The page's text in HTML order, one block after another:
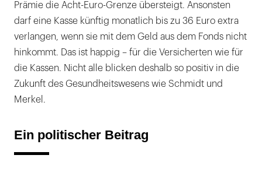
Prämie die Acht-Euro-Grenze übersteigt. Ansonsten
darf eine Kasse künftig monatlich bis zu 36 Euro extra
verlangen, wenn sie mit dem Geld aus dem Fonds nicht
hinkommt. Das ist happig – für die Versicherten wie für
die Kassen. Nicht alle blicken deshalb so positiv in die
Zukunft des Gesundheitswesens wie Schmidt und
Merkel.
Ein politischer Beitrag